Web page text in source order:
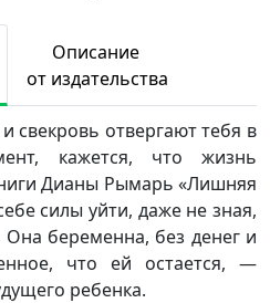
Описание
от издательства
свекровь отвергают тебя в
кажется, что жизнь
Дианы Рымарь «Лишняя
силы уйти, даже не зная,
беременна, без денег и
что ей остается, —
ребенка.